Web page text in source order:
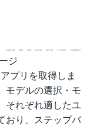
ジ
プリを取得しま
モデルの選択・モ
それぞれ適したユ
おり、ステップバ